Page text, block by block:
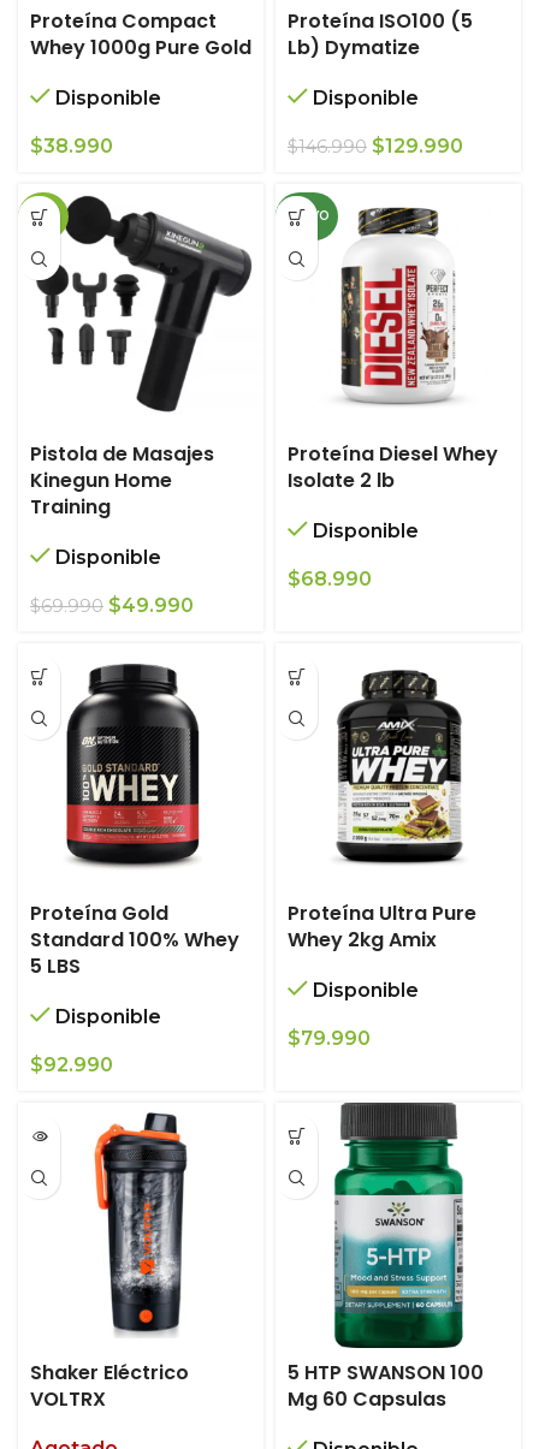
Proteína Compact
Whey 1000g Pure Gold
Disponible
$38.990
Proteína ISO100 (5
Lb) Dymatize
Disponible
$146.990 El
era:
$129.990
-29%
Pistola de Masajes
Kinegun Home
Training
Disponible
$69.990 El
era:
$69.990.
$49.990
$49.990.
NUEVO
Proteína Diesel Whey
Isolate 2 lb
Disponible
$68.990
Proteína Gold
Standard 100% Whey
5 LBS
Disponible
$92.990
Proteína Ultra Pure
Whey 2kg Amix
Disponible
$79.990
Shaker Eléctrico
VOLTRX
5 HTP SWANSON 100
Mg 60 Capsulas